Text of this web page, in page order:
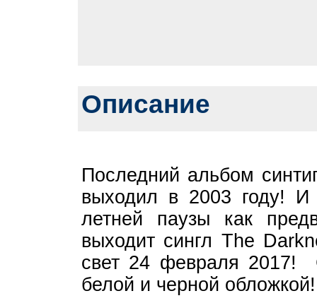
Описание
Последний альбом
выходил в 2003 году! И
летней паузы как
выходит сингл The
свет 24 февраля 2017!
белой и черной обложкой!